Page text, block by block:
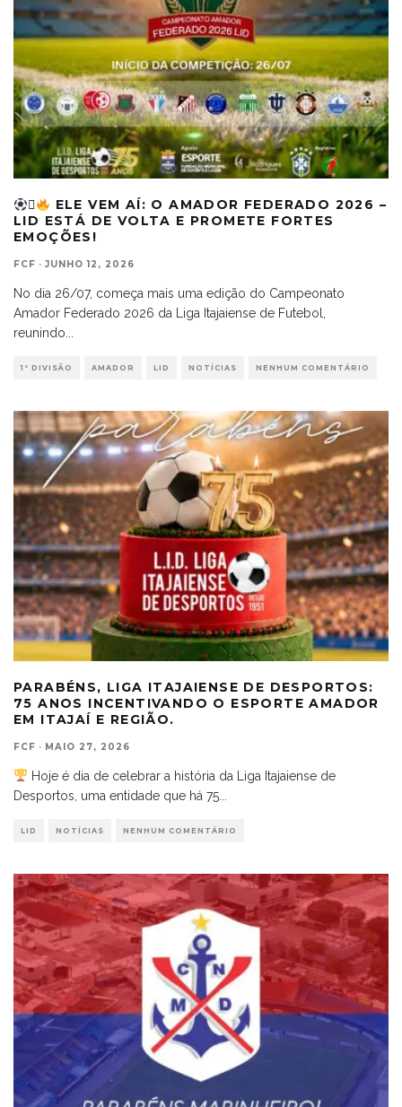

ELE VEM AÍ: O AMADOR FEDERADO 2026 –
LID ESTÁ DE VOLTA E PROMETE FORTES
EMOÇÕES!
FCF · JUNHO 12, 2026
No dia 26/07, começa mais uma edição do Campeonato
Amador Federado 2026 da Liga Itajaiense de Futebol,
reunindo...
1ª DIVISÃO AMADOR LID NOTÍCIAS NENHUM COMENTÁRIO
PARABÉNS, LIGA ITAJAIENSE DE DESPORTOS:
75 ANOS INCENTIVANDO O ESPORTE AMADOR
EM ITAJAÍ E REGIÃO.
FCF · MAIO 27, 2026
Hoje é dia de celebrar a história da Liga Itajaiense de
Desportos, uma entidade que há 75
LID NOTÍCIAS NENHUM COMENTÁRIO